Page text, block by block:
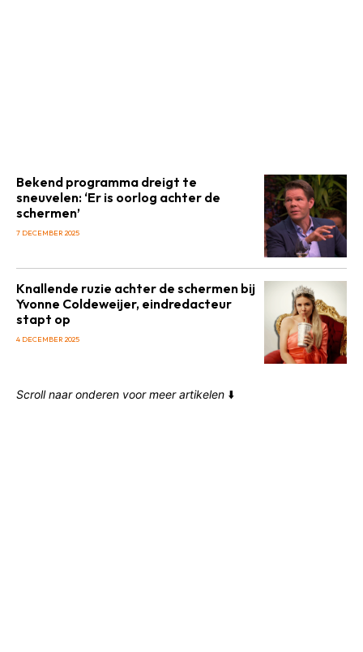
Bekend programma dreigt te
sneuvelen: ‘Er is oorlog achter de
schermen’
7 DECEMBER 2025
Knallende ruzie achter de schermen bij
Yvonne Coldeweijer, eindredacteur
stapt op
4 DECEMBER 2025
Scroll naar onderen voor meer artikelen ⬇️